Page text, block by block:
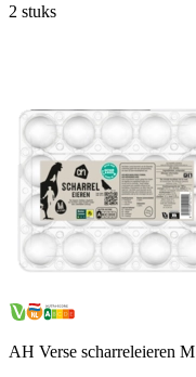
2 stuks
AH Verse scharreleieren M